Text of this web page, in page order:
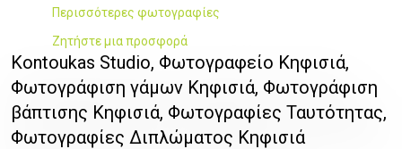
Περισσότερες φωτογραφίες
Ζητήστε μια προσφορά
Kontoukas Studio, Φωτογραφείο Κηφισιά,
Φωτογράφιση γάμων Κηφισιά, Φωτογράφιση
βάπτισης Κηφισιά, Φωτογραφίες Ταυτότητας,
Φωτογραφίες Διπλώματος Κηφισιά